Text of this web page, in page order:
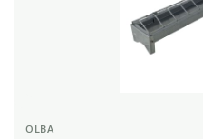
OLBA